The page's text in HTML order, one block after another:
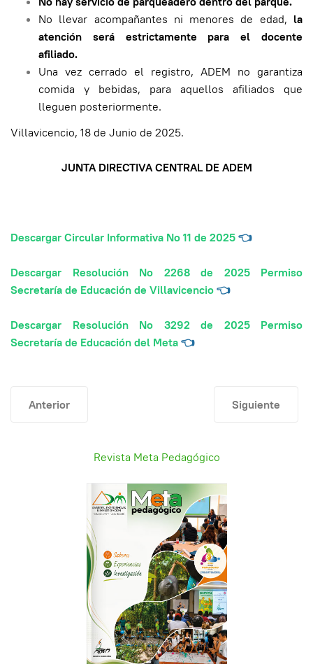
No llevar acompañantes ni menores de edad, la
atención será estrictamente para el docente
afiliado.
Una vez cerrado el registro, ADEM no garantiza
comida y bebidas, para aquellos afiliados que
lleguen posteriormente.
Villavicencio, 18 de Junio de 2025.
JUNTA DIRECTIVA CENTRAL DE ADEM
Descargar Circular Informativa No 11 de 2025👈
Descargar Resolución No 2268 de 2025 Permiso
Secretaría de Educación de Villavicencio👈
Descargar Resolución No 3292 de 2025 Permiso
Secretaría de Educación del Meta👈
Artículo anterior: Red de atención en salud Meta
Anterior Artículo
Siguiente
Revista Meta Pedagógico